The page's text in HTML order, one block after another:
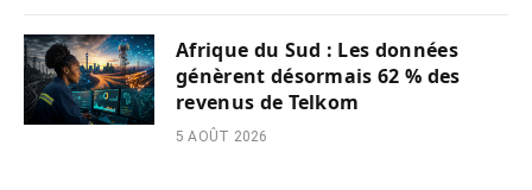
Afrique du Sud : Les données
génèrent désormais 62 % des
revenus de Telkom
5 AOÛT 2026